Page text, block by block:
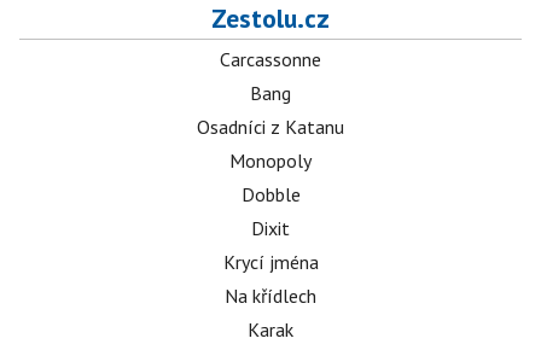
Zestolu.cz
Carcassonne
Bang
Osadníci z Katanu
Monopoly
Dobble
Dixit
Krycí jména
Na křídlech
Karak